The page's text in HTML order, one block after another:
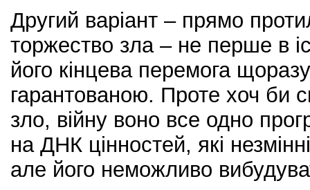
Другий варіант – прямо
торжество зла – не перше в
його кінцева перемога
гарантованою. Проте хоч би
зло, війну воно все одно
на ДНК цінностей, які
але його неможливо